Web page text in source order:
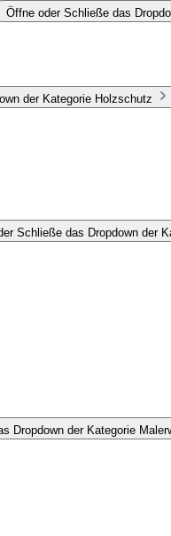
Öffne oder Schließe das
der Kategorie Holzschutz
Schließe das Dropdown der
Dropdown der Kategorie